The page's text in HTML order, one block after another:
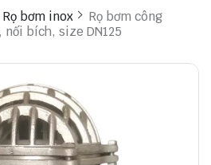
Rọ bơm inox
Rọ bơm công
nối bích, size DN125